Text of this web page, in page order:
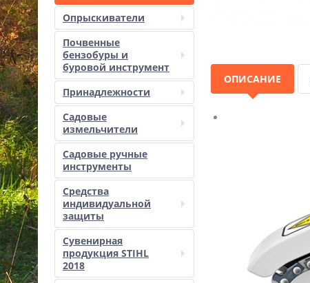
Опрыскиватели
Почвенные
бензобуры и
буровой инструмент
Принадлежности
Садовые
измельчители
Садовые ручные
инструменты
Средства
индивидуальной
защиты
Сувенирная
продукция STIHL
2018
ОПИСАНИЕ